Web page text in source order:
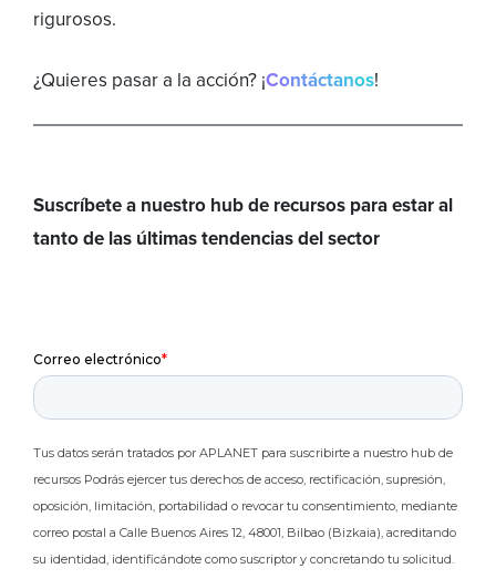
rigurosos.
¿Quieres pasar a la acción? ¡Contáctanos!
Suscríbete a nuestro hub de recursos para estar al
tanto de las últimas tendencias del sector